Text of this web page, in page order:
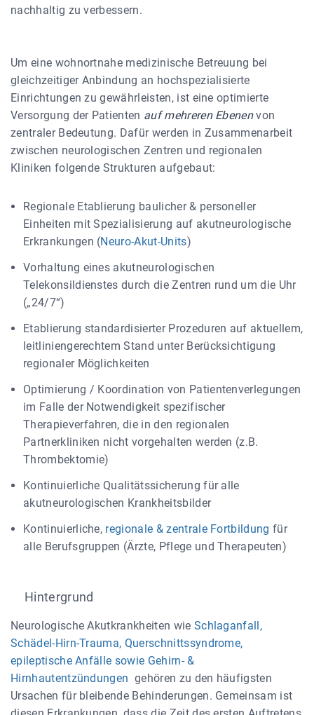
nachhaltig zu verbessern.
Um eine wohnortnahe medizinische Betreuung bei
gleichzeitiger Anbindung an hochspezialisierte
Einrichtungen zu gewährleisten, ist eine optimierte
Versorgung der Patienten auf mehreren Ebenenvon
zentraler Bedeutung. Dafür werden in Zusammenarbeit
zwischen neurologischen Zentren und regionalen
Kliniken folgende Strukturen aufgebaut:
Regionale Etablierung baulicher & personeller
Einheiten mit Spezialisierung auf akutneurologische
Erkrankungen (Neuro-Akut-Units)
Vorhaltung eines akutneurologischen
Telekonsildienstes durch die Zentren rund um die Uhr
(„24/7“)
Etablierung standardisierter Prozeduren auf aktuellem,
leitliniengerechtem Stand unter Berücksichtigung
regionaler Möglichkeiten
Optimierung / Koordination von Patientenverlegungen
im Falle der Notwendigkeit spezifischer
Therapieverfahren, die in den regionalen
Partnerkliniken nicht vorgehalten werden (z.B.
Thrombektomie)
Kontinuierliche Qualitätssicherung für alle
akutneurologischen Krankheitsbilder
Kontinuierliche, regionale & zentrale Fortbildung für
alle Berufsgruppen (Ärzte, Pflege und Therapeuten)
Hintergrund
Neurologische Akutkrankheiten wie Schlaganfall,
Schädel-Hirn-Trauma, Querschnittssyndrome,
epileptische Anfälle sowie Gehirn- &
Hirnhautentzündungen gehören zu den häufigsten
Ursachen für bleibende Behinderungen. Gemeinsam ist